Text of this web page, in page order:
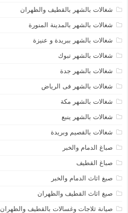
شغالات بالشهر بالقطيف والظهران
شغالات بالشهر بالمدينة المنورة
شغالات بالشهر ببريدة و عنيزة
شغالات بالشهر تبوك
شغالات بالشهر جدة
شغالات بالشهر فى الرياض
شغالات بالشهر مكة
شغالات بالشهر ينبع
شغالات بالقصيم وبريدة
صباغ الدمام والخبر
صباغ القطيف
صبغ اثاث الدمام والخبر
صبغ اثاث القطيف والظهران
صيانة ثلاجات وغسالات بالقطيف والظهران